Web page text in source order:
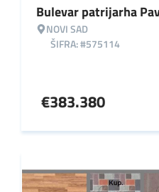
Bulevar patrijarha
NOVI SAD
ŠIFRA: #575114
€383.380